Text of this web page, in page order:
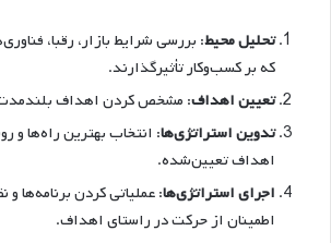
تحلیل محیط: بررسی شرایط بازار، رقبا،
که بر کسب‌وکار تأثیرگذارند.
تعیین اهداف: مشخص کردن اهداف بلندمدت
تدوین استراتژی‌ها: انتخاب بهترین راه‌ها و
اهداف تعیین‌شده.
اجرای استراتژی‌ها: عملیاتی کردن برنامه‌ها
اطمینان از حرکت در راستای اهداف.